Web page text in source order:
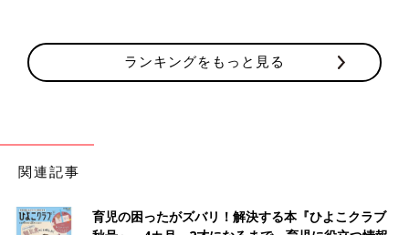
ランキングをもっと見る
関連記事
育児の困ったがズバリ！解決する本『ひよこクラブ